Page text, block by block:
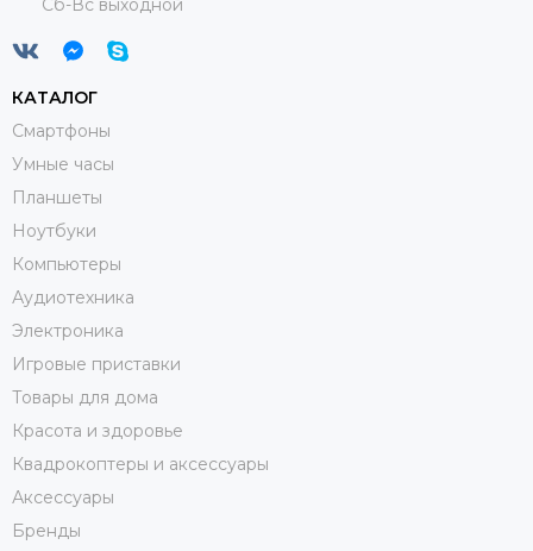
Сб-Вс выходной
КАТАЛОГ
Смартфоны
Умные часы
Планшеты
Ноутбуки
Компьютеры
Аудиотехника
Электроника
Игровые приставки
Товары для дома
Красота и здоровье
Квадрокоптеры и аксессуары
Аксессуары
Бренды